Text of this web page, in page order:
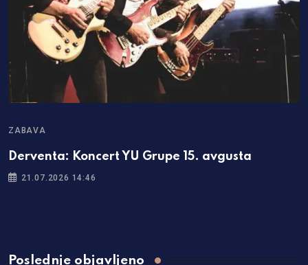
ZABAVA
Derventa: Koncert YU Grupe 15. avgusta
21.07.2026 14:46
Poslednje objavljeno